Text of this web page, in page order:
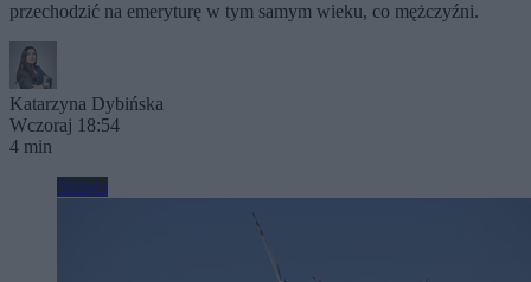
przechodzić na emeryturę w tym samym wieku, co mężczyźni.
Katarzyna Dybińska
Wczoraj 18:54
4 min
Biznes